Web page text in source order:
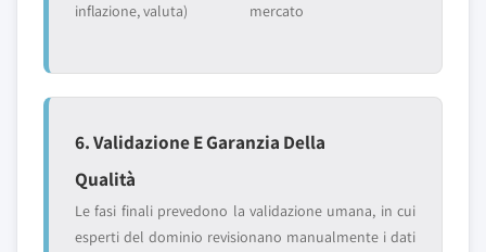
inflazione, valuta)
mercato
6. Validazione E Garanzia Della
Qualità
Le fasi finali prevedono la validazione umana, in cui
esperti del dominio revisionano manualmente i dati